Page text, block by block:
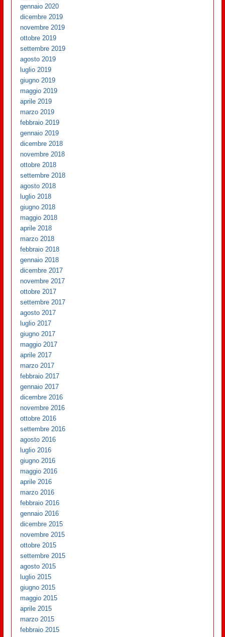
gennaio 2020
dicembre 2019
novembre 2019
ottobre 2019
settembre 2019
agosto 2019
luglio 2019
giugno 2019
maggio 2019
aprile 2019
marzo 2019
febbraio 2019
gennaio 2019
dicembre 2018
novembre 2018
ottobre 2018
settembre 2018
agosto 2018
luglio 2018
giugno 2018
maggio 2018
aprile 2018
marzo 2018
febbraio 2018
gennaio 2018
dicembre 2017
novembre 2017
ottobre 2017
settembre 2017
agosto 2017
luglio 2017
giugno 2017
maggio 2017
aprile 2017
marzo 2017
febbraio 2017
gennaio 2017
dicembre 2016
novembre 2016
ottobre 2016
settembre 2016
agosto 2016
luglio 2016
giugno 2016
maggio 2016
aprile 2016
marzo 2016
febbraio 2016
gennaio 2016
dicembre 2015
novembre 2015
ottobre 2015
settembre 2015
agosto 2015
luglio 2015
giugno 2015
maggio 2015
aprile 2015
marzo 2015
febbraio 2015